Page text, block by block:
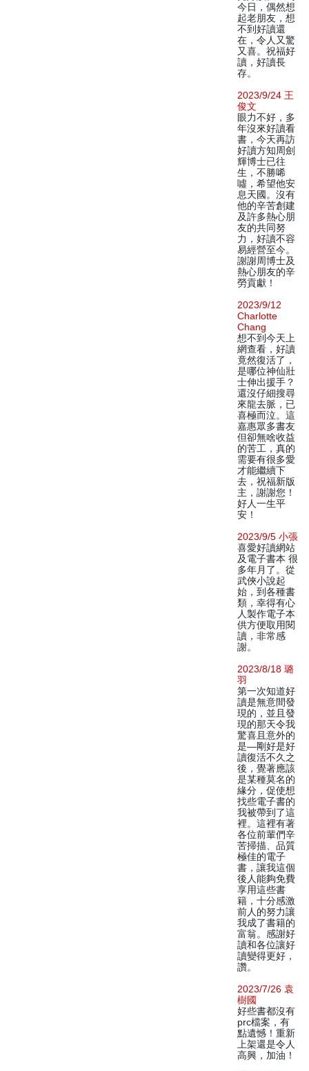
今日，偶然想
起老朋友，想
不到好讀還
在，令人又驚
又喜。祝福好
讀，好讀長
存。
2023/9/24 王
俊文
眼力不好，多
年沒來好讀看
書，今天再訪
好讀方知周劍
輝博士已往
生，不勝唏
噓，希望他安
息天國。沒有
他的辛苦創建
及許多熱心朋
友的共同努
力，好讀不容
易經營至今。
謝謝周博士及
熱心朋友的辛
勞貢獻！
2023/9/12
Charlotte
Chang
想不到今天上
網查看，好讀
竟然復活了，
是哪位神仙壯
士伸出援手？
還沒仔細搜尋
來龍去脈，已
喜極而泣。這
嘉惠眾多書友
但卻無啥收益
的苦工，真的
需要有很多愛
才能繼續下
去，祝福新版
主，謝謝您！
好人一生平
安！
2023/9/5 小張
喜愛好讀網站
及電子書本 很
多年月了。從
武俠小說起
始，到各種書
類，幸得有心
人製作電子本
供方便取用閱
讀，非常感
謝。
2023/8/18 璐
羽
第一次知道好
讀是無意間發
現的，並且發
現的那天令我
驚喜且意外的
是—剛好是好
讀復活不久之
後，覺著應該
是某種莫名的
緣分，促使想
找些電子書的
我被帶到了這
裡。這裡有著
各位前輩們辛
苦掃描、品質
極佳的電子
書，讓我這個
後人能夠免費
享用這些書
籍，十分感激
前人的努力讓
我成了書籍的
富翁。感謝好
讀和各位讓好
讀變得更好，
讚。
2023/7/26 袁
樹國
好些書都沒有
prc檔案，有
點遺憾！重新
上架還是令人
高興，加油！